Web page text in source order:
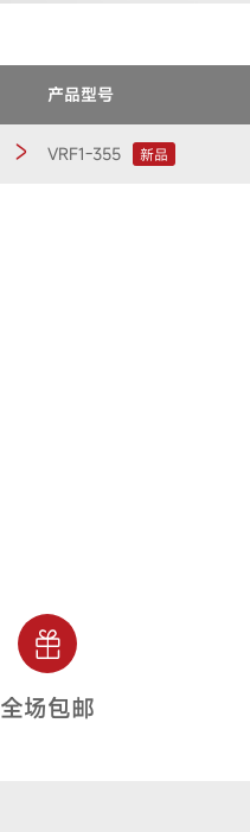
产品型号
VRF1-355 新品
全场包邮